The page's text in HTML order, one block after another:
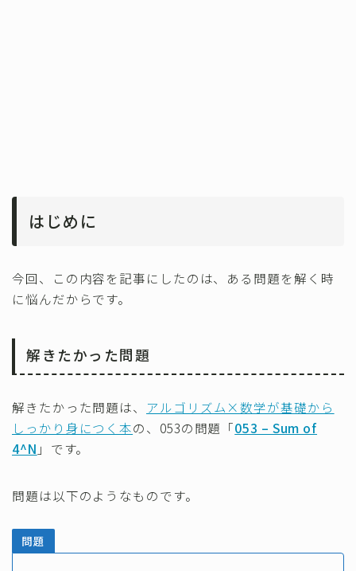
はじめに
今回、この内容を記事にしたのは、ある問題を解く時
に悩んだからです。
解きたかった問題
解きたかった問題は、 アルゴリズム×数学が基礎から
しっかり身につく本の、053の問題「053 – Sum of
4^N 」です。
問題は以下のようなものです。
問題